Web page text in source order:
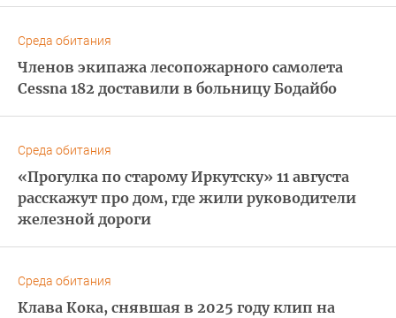
Среда обитания
Членов экипажа лесопожарного самолета
Cessna 182 доставили в больницу Бодайбо
Среда обитания
«Прогулка по старому Иркутску» 11 августа
расскажут про дом, где жили руководители
железной дороги
Среда обитания
Клава Кока, снявшая в 2025 году клип на